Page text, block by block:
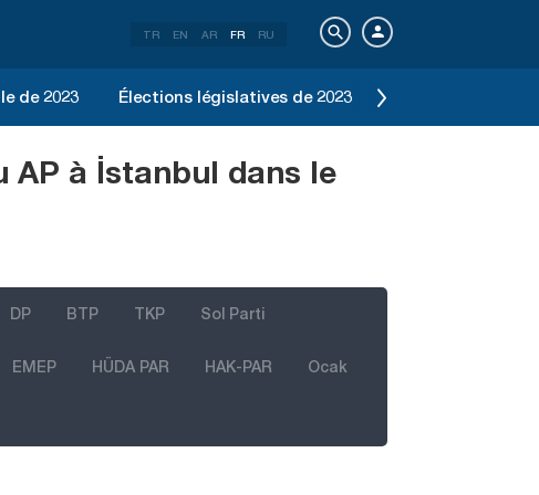
TR EN AR FR RU
de 2023 Élections législatives de 2023
AP à İstanbul dans le
DP BTP TKP Sol Parti
EMEP HÜDA PAR HAK-PAR Ocak